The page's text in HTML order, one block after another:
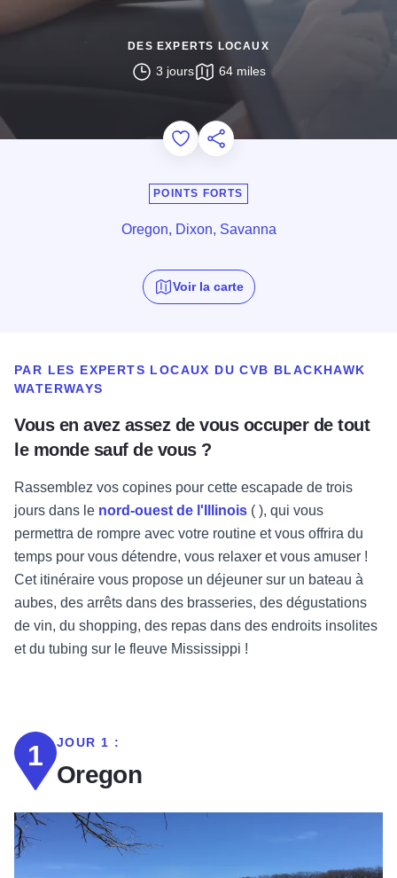
DES EXPERTS LOCAUX
3 jours 64 miles
Add to Favorites
Partager cette page
POINTS FORTS
Oregon, Dixon, Savanna
Voir la carte
PAR LES EXPERTS LOCAUX DUCVB BLACKHAWK
WATERWAYS
Vous en avez assez de vous occuper de tout
le monde sauf de vous ?
Rassemblez vos copines pour cette escapade de trois
jours dans le nord-ouest de l'Illinois ( ), qui vous
permettra de rompre avec votre routine et vous offrira du
temps pour vous détendre, vous relaxer et vous amuser !
Cet itinéraire vous propose un déjeuner sur un bateau à
aubes, des arrêts dans des brasseries, des dégustations
de vin, du shopping, des repas dans des endroits insolites
et du tubing sur le fleuve Mississippi !
1 JOUR 1 :
Oregon